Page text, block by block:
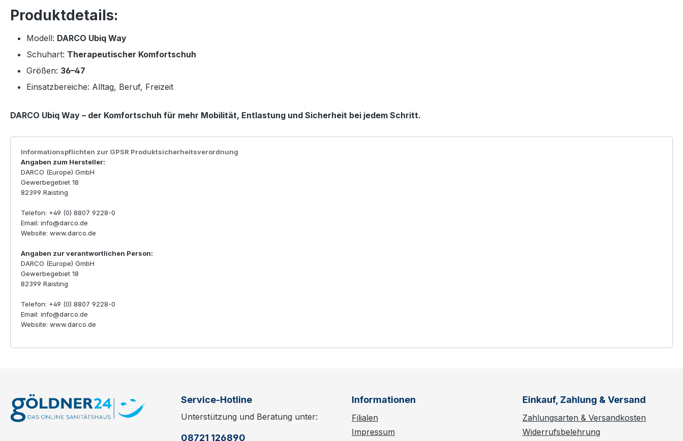
Produktdetails:
Modell: DARCO Ubiq Way
Schuhart: Therapeutischer Komfortschuh
Größen: 36–47
Einsatzbereiche: Alltag, Beruf, Freizeit
DARCO Ubiq Way – der Komfortschuh für mehr Mobilität, Entlastung und Sicherheit bei jedem Schritt.
Informationspflichten zur GPSR Produktsicherheitsverordnung
Angaben zum Hersteller:
DARCO (Europe) GmbH
Gewerbegebiet 18
82399 Raisting
Telefon: +49 (0) 8807 9228-0
Email: info@darco.de
Website: www.darco.de
Angaben zur verantwortlichen Person:
DARCO (Europe) GmbH
Gewerbegebiet 18
82399 Raisting
Telefon: +49 (0) 8807 9228-0
Email: info@darco.de
Website: www.darco.de
Service-Hotline
Unterstützung und Beratung unter:
08721 126890
Informationen
Filialen
Impressum
Einkauf, Zahlung & Versand
Zahlungsarten & Versandkosten
Widerrufsbelehrung